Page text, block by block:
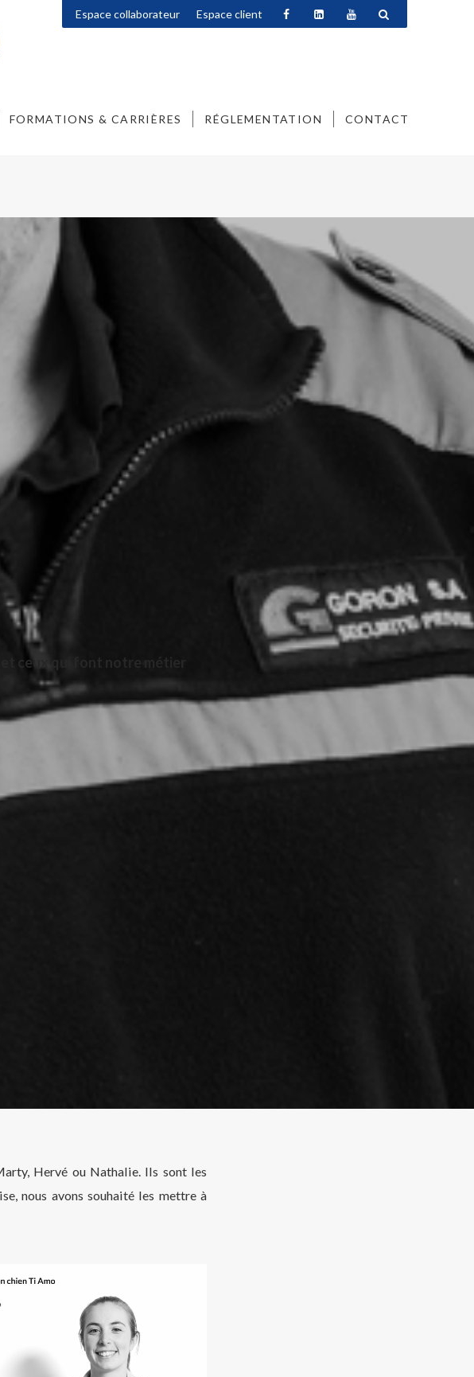
Espace collaborateur Espace client
FORMATIONS & CARRIÈRES RÉGLEMENTATION CONTACT
ceux qui font notre métier
Hervé ou Nathalie. Ils sont les
nous avons souhaité les mettre à